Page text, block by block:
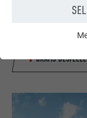
aluminium ziet
GRATIS
van de website.
NAAM